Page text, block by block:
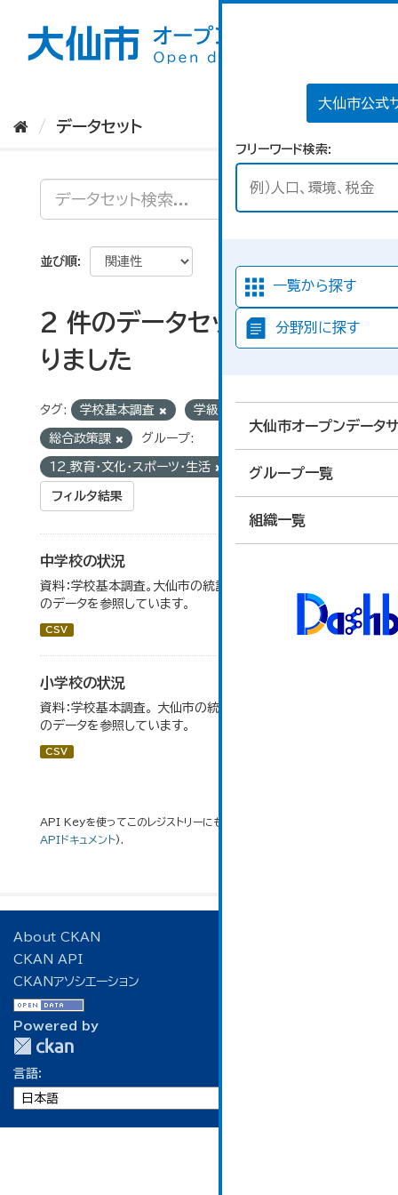
大仙市公式
フリーワード検索
一覧から探す
分野別に探す
大仙市オープンデータ
グループ一覧
組織一覧
データセット
並び順
2 件のデータセットが見つか
りました
タグ: 学校基本調査 学級数
総合政策課 グループ:
12_教育・文化・スポーツ・生活
フィルタ結果
中学校の状況
資料：学校基本調査。大仙市の統計「14-5 中学校の状況」
のデータを参照しています。
CSV
小学校の状況
資料：学校基本調査。 大仙市の統計「14-3 小学校の状況」
のデータを参照しています。
CSV
API Keyを使ってこのレジストリーにもアクセス可能です
APIドキュメント).
About CKAN
CKAN API
CKANアソシエーション
Powered by
言語